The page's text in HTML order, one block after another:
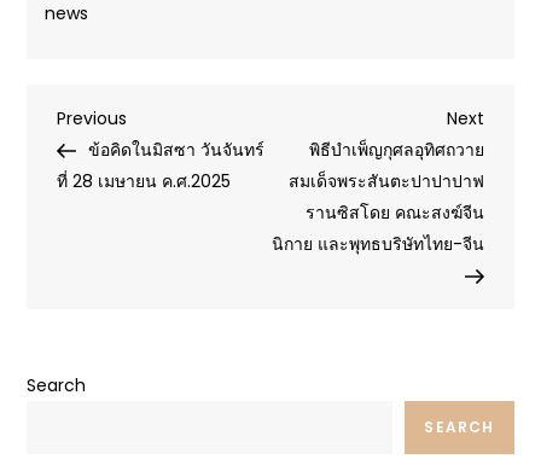
news
Post
navigation
Previous
Post
Previous
ข้อคิดในมิสซา วันจันทร์
ที่ 28 เมษายน ค.ศ.2025
Next
Post
Next
พิธีบำเพ็ญกุศลอุทิศถวาย
สมเด็จพระสันตะปาปาปาฟ
รานซิสโดย คณะสงฆ์จีน
นิกาย และพุทธบริษัทไทย-จีน
Search
SEARCH